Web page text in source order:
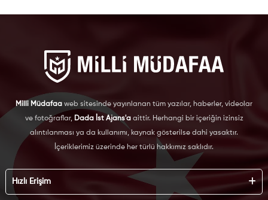
Milli Müdafaa web sitesinde yayınlanan tüm yazılar, haberler, videolar
ve fotoğraflar, Dada İst Ajans'aaittir. Herhangi bir içeriğin izinsiz
alıntılanması ya da kullanımı, kaynak gösterilse dahi yasaktır.
İçeriklerimiz üzerinde her türlü hakkımız saklıdır.
Hızlı Erişim